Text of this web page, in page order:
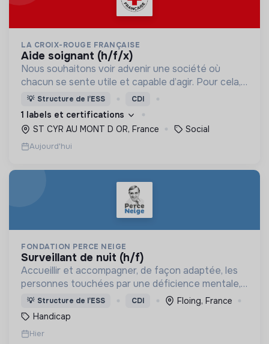
LA CROIX-ROUGE FRANÇAISE
aide soignant (h/f/x)
Nous souhaitons voir advenir une société où
chacun se sente utile et capable d’agir. Pour cela,
nous proposons des moyens et des lieux
d’engagement innovants et adaptés à tous.
💡 Structure de l’ESS CDI
1 labels et certifications
ST CYR AU MONT D OR, France
Social
Aujourd'hui
FONDATION PERCE NEIGE
surveillant de nuit (h/f)
Accueillir et accompagner, de façon adaptée, les
personnes touchées par une déficience mentale,
un handicap physique ou psychique
💡 Structure de l’ESS CDI
Floing, France
Handicap
Hier